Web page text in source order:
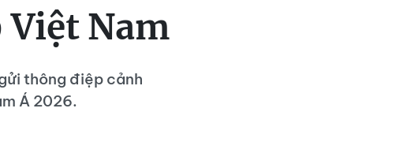
Việt Nam
thông điệp cảnh
Á 2026.